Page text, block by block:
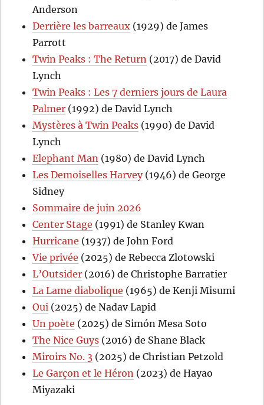
Anderson
Derrière les barreaux (1929) de James
Parrott
Twin Peaks : The Return (2017) de David
Lynch
Twin Peaks : Les 7 derniers jours de Laura
Palmer (1992) de David Lynch
Mystères à Twin Peaks (1990) de David
Lynch
Elephant Man (1980) de David Lynch
Les Demoiselles Harvey(1946) de George
Sidney
Sommaire de juin 2026
Center Stage (1991) de Stanley Kwan
Hurricane (1937) de John Ford
Vie privée (2025) de Rebecca Zlotowski
L’Outsider (2016) de Christophe Barratier
La Lame diabolique (1965) de Kenji Misumi
Oui (2025) de Nadav Lapid
Un poète (2025) de Simón Mesa Soto
The Nice Guys (2016) de Shane Black
Miroirs No. 3 (2025) de Christian Petzold
Le Garçon et le Héron (2023) de Hayao
Miyazaki